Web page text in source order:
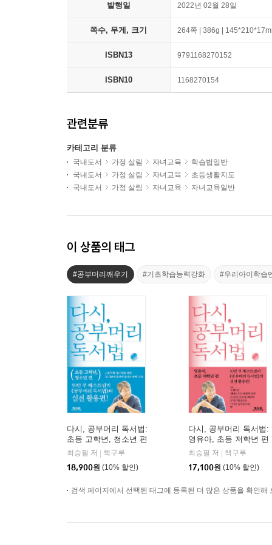
발행일 2022년 02월 28일
쪽수, 무게, 크기 264쪽 | 386g |
ISBN13 9791168270152
ISBN10 1168270154
관련분류
카테고리 분류
국내도서 가정 살림 자녀교육
학습법일반
국내도서
가정 살림 자녀교육
초등생활지도
국내도서
가정 살림 자녀교육 자녀교육일반
이 상품의 태그
#공부머리깨우기 #기초학습능력강화 #우리아이학습
다시, 공부머리 독서법:
초등 고학년, 청소년 편
최승필 저
책구루
18,900원 (10% 할인)
다시, 공부머리 독서법:
영유아, 초등 저학년 편
최승필 저
책구루
17,100원 (10% 할인)
검색 페이지에서 선택된 태그에 등록된 더 많은 상품을 확인해